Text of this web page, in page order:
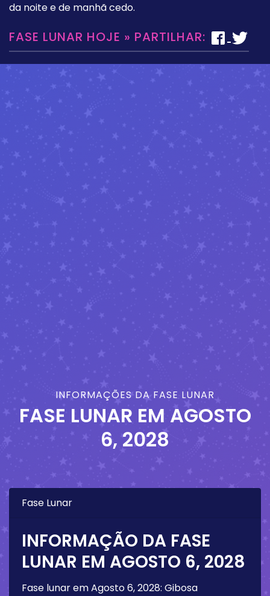
da noite e de manhã cedo.
FASE LUNAR HOJE » PARTILHAR:
INFORMAÇÕES DA FASE LUNAR
FASE LUNAR EM AGOSTO
6, 2028
Fase Lunar
INFORMAÇÃO DA FASE
LUNAR EM AGOSTO 6, 2028
Fase lunar emAgosto 6, 2028: Gibosa